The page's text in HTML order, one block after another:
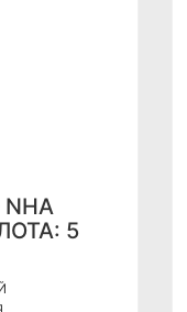
NHA
5